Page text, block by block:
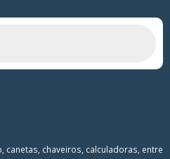
canetas, chaveiros, calculadoras, entre